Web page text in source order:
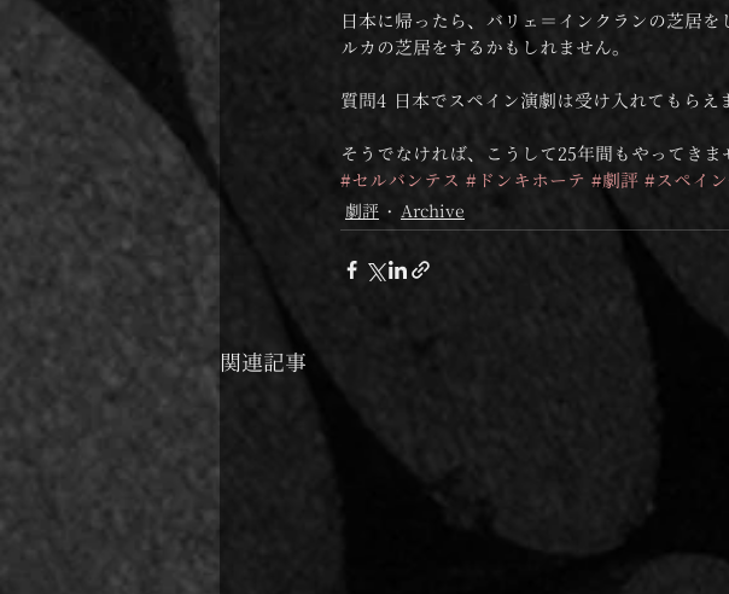
日本に帰ったら、バリェ＝インクランの芝居
ルカの芝居をするかもしれません。
質問4 日本でスペイン演劇は受け入れてもらえ
そうでなければ、こうして25年間もやってきま
#セルバンテス #ドンキホーテ #劇評 #スペイ
劇評 Archive
関連記事